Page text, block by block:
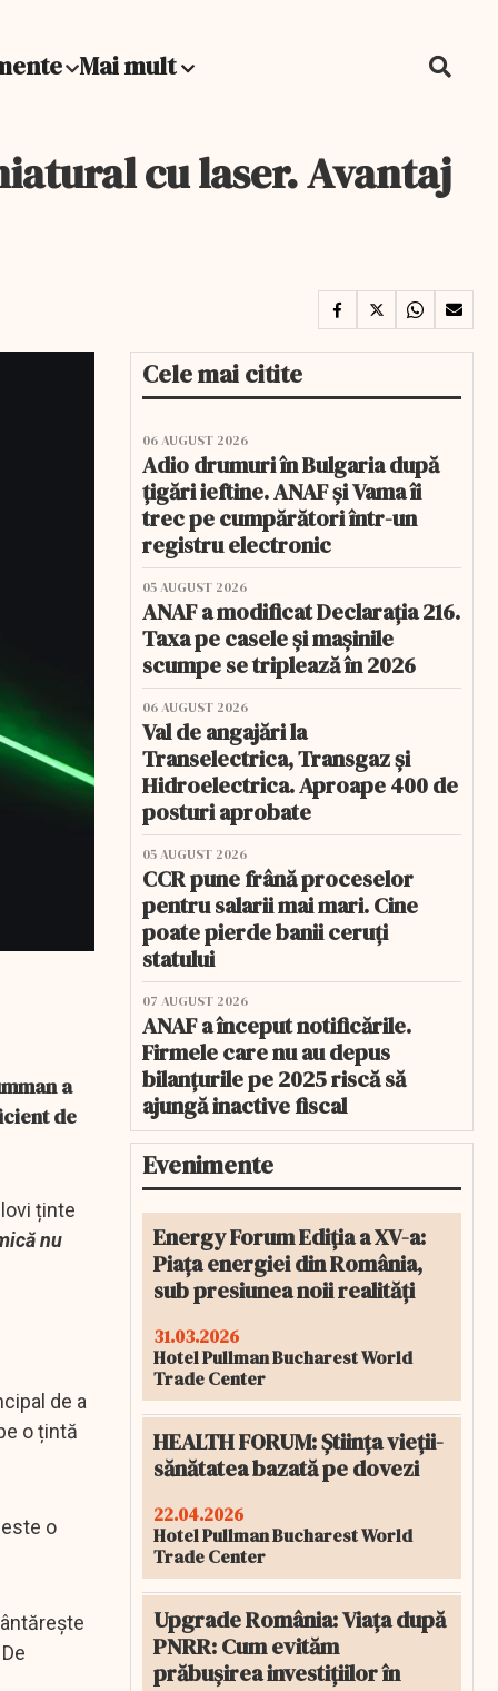
Mai mult
cu laser. Avantaj
a
de
ținte
nu
de a
o țintă
o
Cele mai citite
06 AUGUST 2026
Adio drumuri în Bulgaria după
țigări ieftine. ANAF și Vama îi
trec pe cumpărători într-un
registru electronic
05 AUGUST 2026
ANAF a modificat Declarația 216.
Taxa pe casele și mașinile
scumpe se triplează în 2026
06 AUGUST 2026
Val de angajări la
Transelectrica, Transgaz și
Hidroelectrica. Aproape 400 de
posturi aprobate
05 AUGUST 2026
CCR pune frână proceselor
pentru salarii mai mari. Cine
poate pierde banii ceruți
statului
07 AUGUST 2026
ANAF a început notificările.
Firmele care nu au depus
bilanțurile pe 2025 riscă să
ajungă inactive fiscal
Evenimente
Energy Forum Ediția a XV-a:
Piața energiei din România,
sub presiunea noii realități
31.03.2026
Hotel Pullman Bucharest World
Trade Center
HEALTH FORUM: Știința vieții-
sănătatea bazată pe dovezi
22.04.2026
Hotel Pullman Bucharest World
Trade Center
Upgrade România: Viața după
PNRR: Cum evităm
prăbușirea investițiilor în